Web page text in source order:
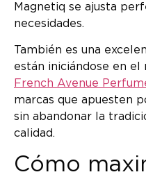
Magnetiq se ajusta
necesidades.
También es una
están iniciándose en el
French Avenue
marcas que apuesten
sin abandonar la
calidad.
Cómo